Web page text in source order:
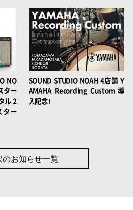
NO
ター
ル 2
ター
SOUND STUDIO NOAH 4店舗 Y
AMAHA Recording Custom 導
入記念！
のお知らせ一覧